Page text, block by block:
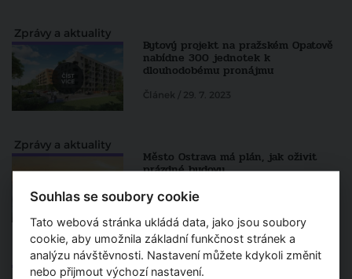
Zprávy a aktuality
Bytový projekt na pražském Opatově
nabídne 300 jednotek k
dlouhodobému pronájmu
Článek / 29. 7. 2023
Zprávy a aktuality
Město Ostrava má plán, jak oživit
prázdné budovy
Článek / 13. 12. 2022
Zprávy a aktuality
V Praze by mohlo získat nájemní byt
Souhlas se soubory cookie
Tato webová stránka ukládá data, jako jsou soubory
cookie, aby umožnila základní funkčnost stránek a
analýzu návštěvnosti. Nastavení můžete kdykoli změnit
nebo přijmout výchozí nastavení.